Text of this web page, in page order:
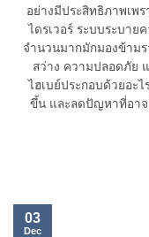
อย่างมีประสิทธิภาพเพ
ไดรเวอร์ ระบบระบาย
จำนวนมากมักมองข้าม
สว่าง ความปลอดภัย
ไฮเบย์ประกอบด้วยอะ
ขึ้น และลดปัญหาที่อาจ
03
Dec